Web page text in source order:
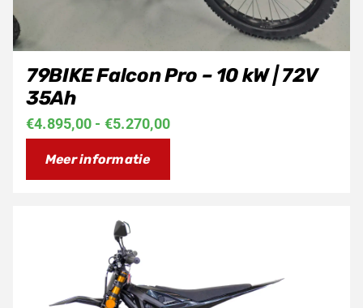
€4.895,00 - €5.270,00Prijsklasse:
tot
79BIKE Falcon Pro – 10 kW | 72V
35Ah
Meer informatie